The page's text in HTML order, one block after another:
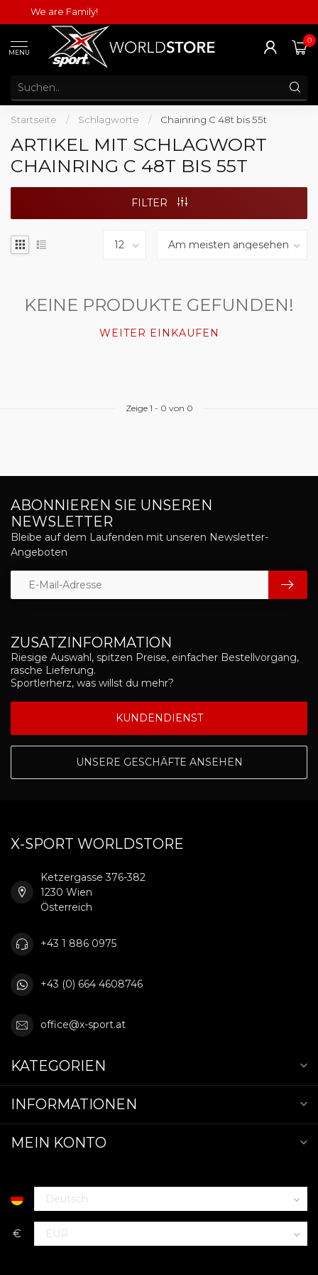
We are Family!
MENU
0
Startseite / Schlagworte / Chainring C 48t bis 55t
ARTIKEL MIT SCHLAGWORT
CHAINRING C 48T BIS 55T
FILTER
KEINE PRODUKTE GEFUNDEN!
WEITER EINKAUFEN
Zeige 1 - 0 von 0
ZUSATZINFORMATION
Riesige Auswahl, spitzen Preise, einfacher Bestellvorgang,
rasche Lieferung.
Sportlerherz, was willst du mehr?
KUNDENDIENST
UNSERE GESCHÄFTE ANSEHEN
ABONNIEREN SIE UNSEREN
NEWSLETTER
Bleibe auf dem Laufenden mit unseren Newsletter-
Angeboten
X-SPORT WORLDSTORE
Ketzergasse 376-382
1230 Wien
Österreich
+43 1 886 0975
+43 (0) 664 4608746
office@x-sport.at
KATEGORIEN
INFORMATIONEN
MEIN KONTO
€